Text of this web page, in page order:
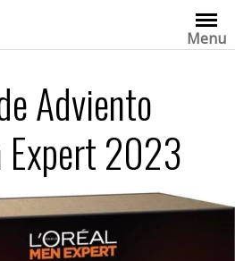
Menu
Adviento
Expert 2023